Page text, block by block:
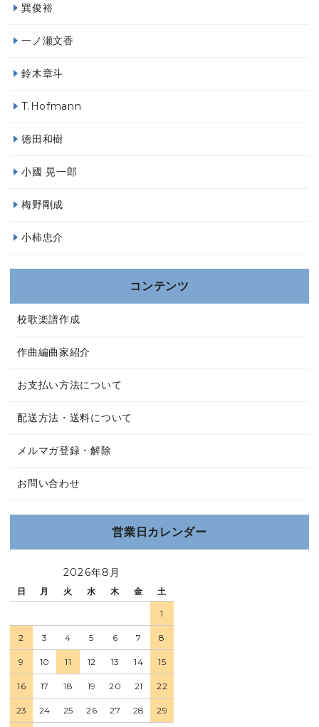
巽俊裕
一ノ瀬文香
鈴木章斗
T.Hofmann
徳田和樹
小國 晃一郎
梅野剛成
小柿忠介
コンテンツ
校歌楽譜作成
作曲編曲家紹介
お支払い方法について
配送方法・送料について
メルマガ登録・解除
お問い合わせ
営業日カレンダー
2026年8月
日 月 火 水 木 金 土
1
2 3 4 5 6 7 8
9 10 11 12 13 14 15
16 17 18 19 20 21 22
23 24 25 26 27 28 29